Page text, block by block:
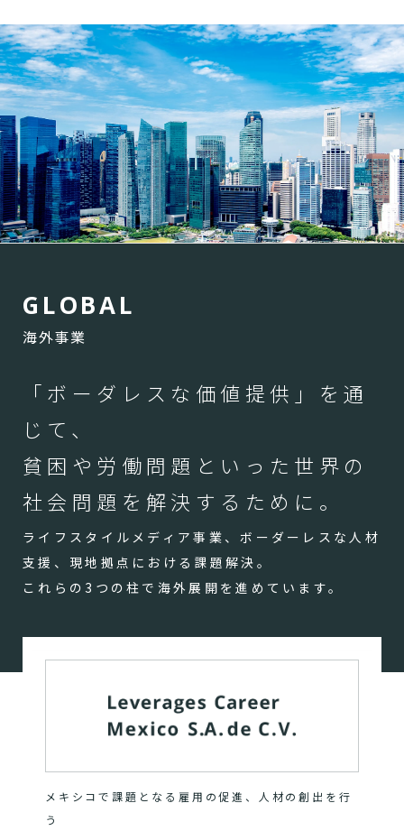
G LOBAL
海外事業
「ボーダレスな価値提供」を通
じて、
貧困や労働問題といった世界の
社会問題を解決するために。
ライフスタイルメディア事業、ボーダーレスな人材
支援、現地拠点における課題解決。
これらの3つの柱で海外展開を進めています。
メキシコで課題となる雇用の促進、人材の創出を行
う